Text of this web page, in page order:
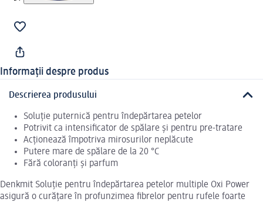
Informații despre produs
Descrierea produsului
Soluție puternică pentru îndepărtarea petelor
Potrivit ca intensificator de spălare și pentru pre-tratare
Acționează împotriva mirosurilor neplăcute
Putere mare de spălare de la 20 °C
Fără coloranți și parfum
Denkmit Soluție pentru îndepărtarea petelor multiple Oxi Power
asigură o curățare în profunzimea fibrelor pentru rufele foarte